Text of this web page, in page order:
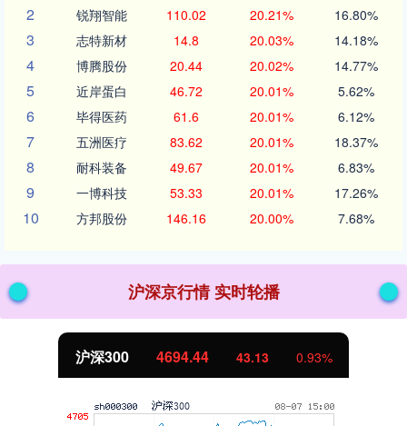
2 锐翔智能 110.02 20.21% 16.80%
3 志特新材 14.8 20.03% 14.18%
4 博腾股份 20.44 20.02% 14.77%
5 近岸蛋白 46.72 20.01% 5.62%
6 毕得医药 61.6 20.01% 6.12%
7 五洲医疗 83.62 20.01% 18.37%
8 耐科装备 49.67 20.01% 6.83%
9 一博科技 53.33 20.01% 17.26%
10 方邦股份 146.16 20.00% 7.68%
沪深京行情 实时轮播
北证50 1134.24 11.37 1.01%